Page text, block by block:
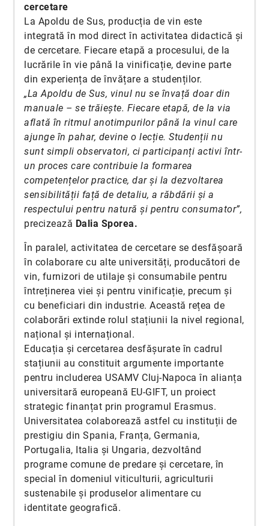
cercetare
La Apoldu de Sus, producția de vin este
integrată în mod direct în activitatea didactică și
de cercetare. Fiecare etapă a procesului, de la
lucrările în vie până la vinificație, devine parte
din experiența de învățare a studenților.
„La Apoldu de Sus, vinul nu se învață doar din
manuale – se trăiește. Fiecare etapă, de la via
aflată în ritmul anotimpurilor până la vinul care
ajunge în pahar, devine o lecție. Studenții nu
sunt simpli observatori, ci participanți activi într-
un proces care contribuie la formarea
competențelor practice, dar și la dezvoltarea
sensibilității față de detaliu, a răbdării și a
respectului pentru natură și pentru consumator”,
precizează Dalia Sporea.
În paralel, activitatea de cercetare se desfășoară
în colaborare cu alte universități, producători de
vin, furnizori de utilaje și consumabile pentru
întreținerea viei și pentru vinificație, precum și
cu beneficiari din industrie. Această rețea de
colaborări extinde rolul stațiunii la nivel regional,
național și internațional.
Educația și cercetarea desfășurate în cadrul
stațiunii au constituit argumente importante
pentru includerea USAMV Cluj-Napoca în alianța
universitară europeană EU-GIFT, un proiect
strategic finanțat prin programul Erasmus.
Universitatea colaborează astfel cu instituții de
prestigiu din Spania, Franța, Germania,
Portugalia, Italia și Ungaria, dezvoltând
programe comune de predare și cercetare, în
special în domeniul viticulturii, agriculturii
sustenabile și produselor alimentare cu
identitate geografică.